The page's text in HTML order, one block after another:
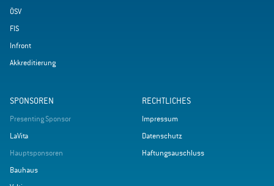
ÖSV
FIS
Infront
Akkreditierung
SPONSOREN
Presenting Sponsor
LaVita
Hauptsponsoren
Bauhaus
RECHTLICHES
Impressum
Datenschutz
Haftungsauschluss